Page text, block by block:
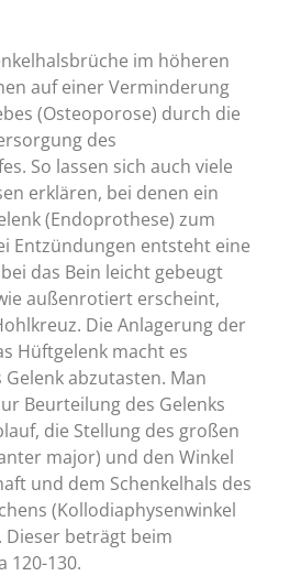
im höheren
auf einer Verminderung
(Osteoporose) durch die
des
So lassen sich auch viele
erklären, bei denen ein
(Endoprothese) zum
Entzündungen entsteht eine
das Bein leicht gebeugt
außenrotiert erscheint,
Die Anlagerung der
Hüftgelenk macht es
abzutasten. Man
Beurteilung des Gelenks
die Stellung des großen
major) und den Winkel
und dem Schenkelhals des
(Kollodiaphysenwinkel
Dieser beträgt beim
120-130.